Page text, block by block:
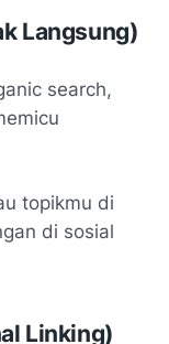
Langsung)
search,
topikmu di
di sosial
Linking)